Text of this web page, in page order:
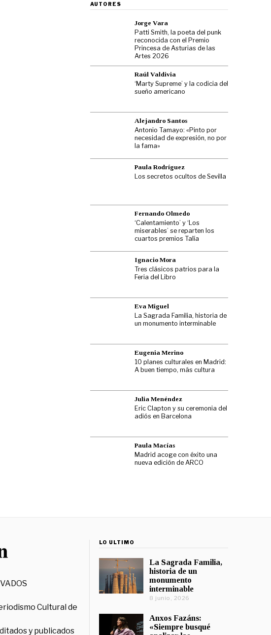
AUTORES
Jorge Vara
Patti Smith, la poeta del punk
reconocida con el Premio
Princesa de Asturias de las
Artes 2026
Raúl Valdivia
‘Marty Supreme’ y la codicia del
sueño americano
Alejandro Santos
Antonio Tamayo: «Pinto por
necesidad de expresión, no por
la fama»
Paula Rodríguez
Los secretos ocultos de Sevilla
Fernando Olmedo
‘Calentamiento’ y ‘Los
miserables’ se reparten los
cuartos premios Talía
Ignacio Mora
Tres clásicos patrios para la
Feria del Libro
Eva Miguel
La Sagrada Familia, historia de
un monumento interminable
Eugenia Merino
10 planes culturales en Madrid:
A buen tiempo, más cultura
Julia Menéndez
Eric Clapton y su ceremonia del
adiós en Barcelona
Paula Macías
Madrid acoge con éxito una
nueva edición de ARCO
Cultural de
y publicados
LO ÚLTIMO
La Sagrada Familia,
historia de un
monumento
interminable
8 junio, 2026
Anxos Fazáns:
«Siempre busqué